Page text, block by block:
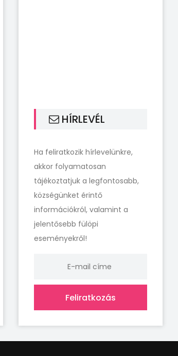
HÍRLEVÉL
Ha feliratkozik hírlevelünkre,
akkor folyamatosan
tájékoztatjuk a legfontosabb,
községünket érintő
információkról, valamint a
jelentősebb fülöpi
eseményekről!
Feliratkozás